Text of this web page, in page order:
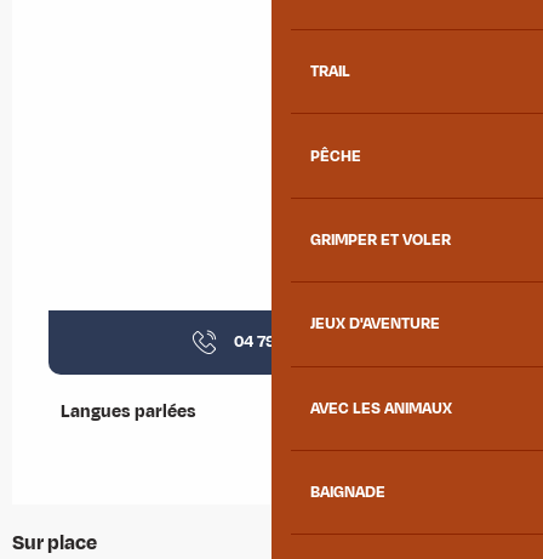
TRAIL
PÊCHE
GRIMPER ET VOLER
JEUX D'AVENTURE
AVEC LES ANIMAUX
BAIGNADE
04 79 56 35
Langues parlées
Langues parlées
Sur place